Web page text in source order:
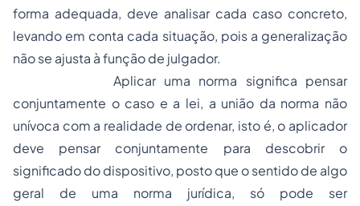
forma adequada, deve analisar cada caso concreto,
levando em conta cada situação, pois a generalização
não se ajusta à função de julgador.
Aplicar uma norma significa pensar
conjuntamente o caso e a lei, a união da norma não
unívoca com a realidade de ordenar, isto é, o aplicador
deve pensar conjuntamente para descobrir o
significado do dispositivo, posto que o sentido de algo
geral de uma norma jurídica, só pode ser